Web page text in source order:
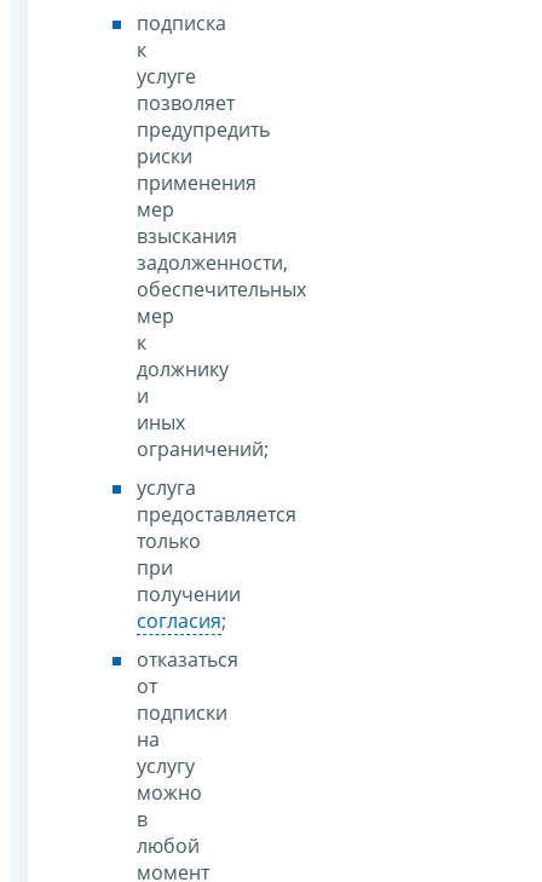
подписка
к
услуге
позволяет
предупредить
риски
применения
мер
взыскания
задолженности,
обеспечительных
мер
к
должнику
и
иных
ограничений;
услуга
предоставляется
только
при
получении
согласия;
отказаться
от
подписки
на
услугу
можно
в
любой
момент